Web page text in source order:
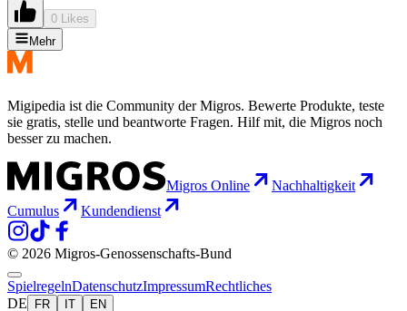
0 Likes
Mehr
Migipedia ist die Community der Migros. Bewerte Produkte, teste
sie gratis, stelle und beantworte Fragen. Hilf mit, die Migros noch
besser zu machen.
Migros Online
Nachhaltigkeit
Cumulus
Kundendienst
© 2026 Migros-Genossenschafts-Bund
SpielregelnDatenschutzImpressumRechtliches
DE
FR IT EN